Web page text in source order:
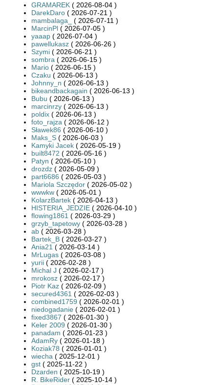
GRAMAREK ( 2026-08-04 )
DarekDaro ( 2026-07-21 )
mambalaga_
( 2026-07-11 )
MarcinPl ( 2026-07-05 )
yaaap ( 2026-07-04 )
pawellukasz ( 2026-06-26 )
Szymi ( 2026-06-21 )
sombra ( 2026-06-15 )
Mario ( 2026-06-15 )
Czaku ( 2026-06-13 )
Johnny_n ( 2026-06-13 )
bikeandbackagain ( 2026-06-13 )
Bubu ( 2026-06-13 )
marcinrzy ( 2026-06-13 )
poldix ( 2026-06-13 )
foto_rajza ( 2026-06-12 )
Sławek86 ( 2026-06-10 )
Maks_S ( 2026-06-03 )
Kamyki Jacek ( 2026-05-19 )
built8472 ( 2026-05-16 )
Patyn ( 2026-05-10 )
drozdz ( 2026-05-09 )
part6686 ( 2026-05-03 )
Mariola Szczędor ( 2026-05-02 )
wwwkw ( 2026-05-01 )
KolarzBartek ( 2026-04-13 )
HISTERIA_JEDZIE ( 2026-04-10 )
flowing1861 ( 2026-03-29 )
grzyb_tapetowy ( 2026-03-28 )
ab ( 2026-03-28 )
Bartek_B ( 2026-03-27 )
Ania21 ( 2026-03-14 )
MrLugas ( 2026-03-08 )
yurii ( 2026-02-28 )
Michal J ( 2026-02-17 )
mrokosz ( 2026-02-17 )
Piotr Kaz ( 2026-02-09 )
secured4361 ( 2026-02-03 )
combined1759 ( 2026-02-01 )
niedogadanie ( 2026-02-01 )
fixed3867 ( 2026-01-30 )
Keler 2009 ( 2026-01-30 )
panadam ( 2026-01-23 )
AdamRy ( 2026-01-18 )
Koziak78 ( 2026-01-01 )
wiecha ( 2025-12-01 )
gst ( 2025-11-22 )
Dzarden ( 2025-10-19 )
R. BikeRider ( 2025-10-14 )